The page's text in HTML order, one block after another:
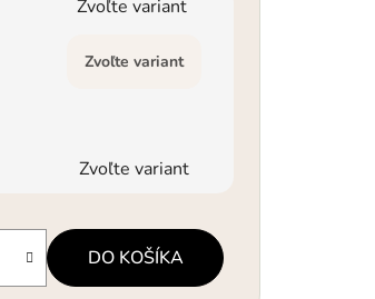
Zvoľte variant
Zvoľte variant
Zvoľte variant
DO KOŠÍKA